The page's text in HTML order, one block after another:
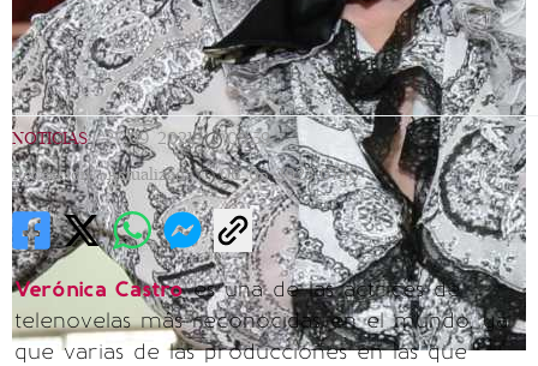
NOTICIAS | 27/09/2021 | 08:59 |
Redacción | Actualizada 06/05/2023 07:10
Verónica Castroes una de las actrices de
telenovelas más reconocidas en el mundo, ya
que varias de las producciones en las que